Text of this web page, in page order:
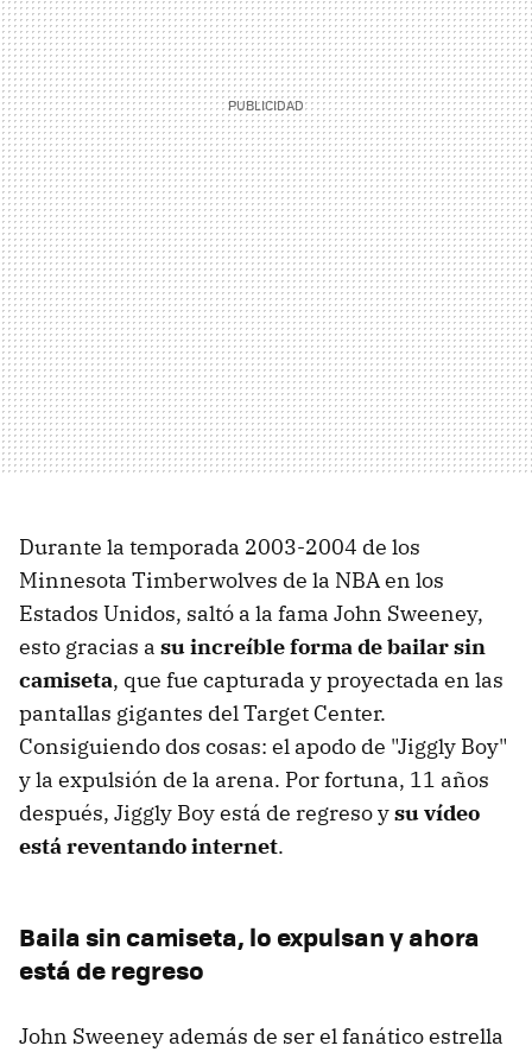
Durante la temporada 2003-2004 de los
Minnesota Timberwolves de la NBA en los
Estados Unidos, saltó a la fama John Sweeney,
esto gracias a su increíble forma de bailar sin
camiseta, que fue capturada y proyectada en las
pantallas gigantes del Target Center.
Consiguiendo dos cosas: el apodo de "Jiggly Boy"
y la expulsión de la arena. Por fortuna, 11 años
después, Jiggly Boy está de regreso ysu vídeo
está reventando internet.
Baila sin camiseta, lo expulsan y ahora
está de regreso
John Sweeney además de ser el fanático estrella